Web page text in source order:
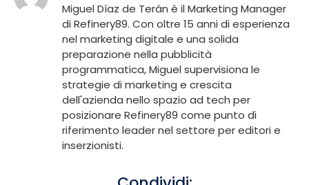
Miguel Díaz de Terán è il Marketing Manager
di Refinery89. Con oltre 15 anni di esperienza
nel marketing digitale e una solida
preparazione nella pubblicità
programmatica, Miguel supervisiona le
strategie di marketing e crescita
dell'azienda nello spazio ad tech per
posizionare Refinery89 come punto di
riferimento leader nel settore per editori e
inserzionisti.